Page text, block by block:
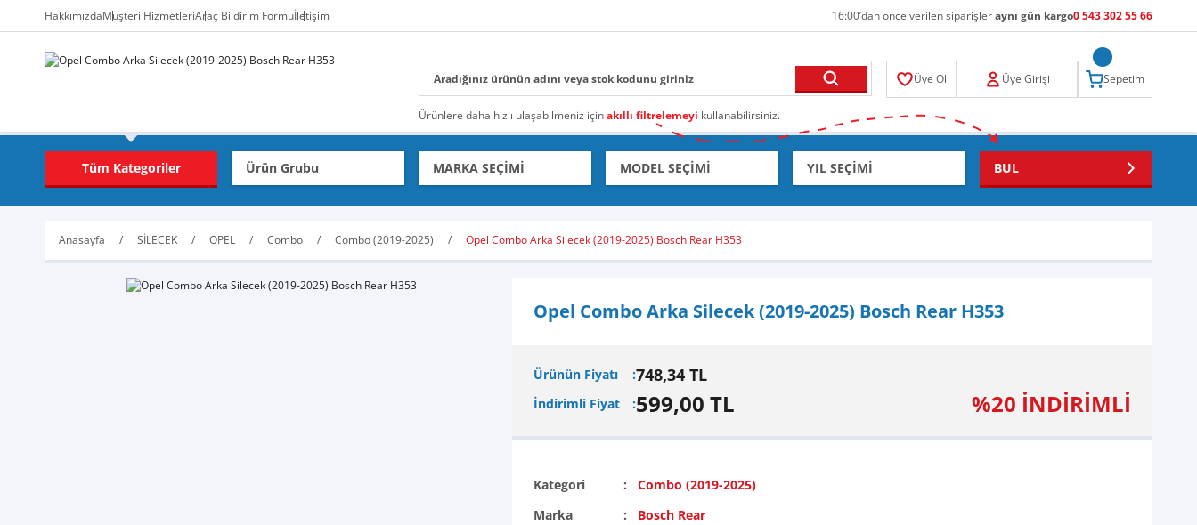
HakkımızdaMüşteri HizmetleriAraç Bildirim Formuİletişim 16:00’dan önce verilen siparişleraynı gün kargo0 543 302 55 66
Ürünlere daha hızlı ulaşabilmeniz içinakıllı filtrelemeyi kullanabilirsiniz.
Üye Ol Üye Girişi Sepetim
Tüm Kategoriler BUL
Anasayfa SİLECEK OPEL Combo Combo (2019-2025) Opel Combo Arka Silecek (2019-2025) Bosch Rear H353
Opel Combo Arka Silecek (2019-2025) Bosch Rear H353
Ürünün Fiyatı 748,34 TL
İndirimli Fiyat 599,00 TL %20 İNDİRİMLİ
Kategori
Combo (2019-2025)
Marka
Bosch Rear